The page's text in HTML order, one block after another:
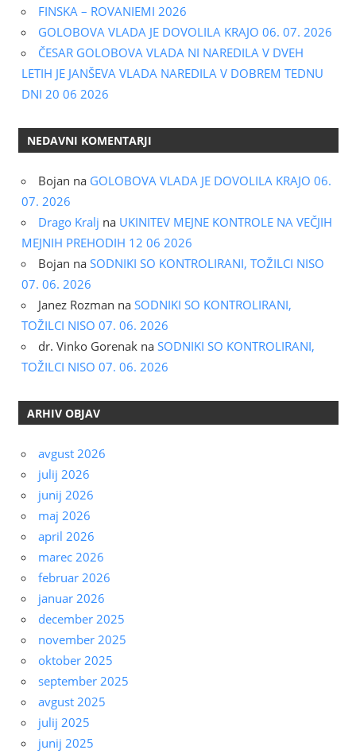
FINSKA – ROVANIEMI 2026
GOLOBOVA VLADA JE DOVOLILA KRAJO 06. 07. 2026
ČESAR GOLOBOVA VLADA NI NAREDILA V DVEH
LETIH JE JANŠEVA VLADA NAREDILA V DOBREM TEDNU
DNI 20 06 2026
NEDAVNI KOMENTARJI
Bojan na GOLOBOVA VLADA JE DOVOLILA KRAJO 06.
07. 2026
Drago Kralj na UKINITEV MEJNE KONTROLE NA VEČJIH
MEJNIH PREHODIH 12 06 2026
Bojan na SODNIKI SO KONTROLIRANI, TOŽILCI NISO
07. 06. 2026
Janez Rozman na SODNIKI SO KONTROLIRANI,
TOŽILCI NISO 07. 06. 2026
dr. Vinko Gorenak na SODNIKI SO KONTROLIRANI,
TOŽILCI NISO 07. 06. 2026
ARHIV OBJAV
avgust 2026
julij 2026
junij 2026
maj 2026
april 2026
marec 2026
februar 2026
januar 2026
december 2025
november 2025
oktober 2025
september 2025
avgust 2025
julij 2025
junij 2025